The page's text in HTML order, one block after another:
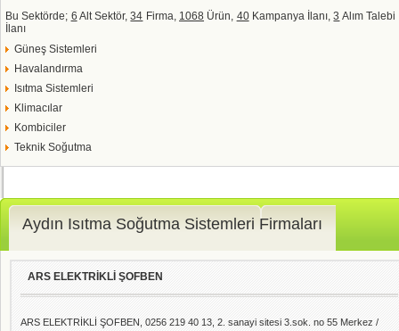
Bu Sektörde; 6 Alt Sektör,34 Firma, 1068 Ürün, 40Kampanya İlanı,3 Alım Talebi
İlanı
Güneş Sistemleri
Havalandırma
Isıtma Sistemleri
Klimacılar
Kombiciler
Teknik Soğutma
Aydın Isıtma Soğutma Sistemleri Firmaları
ARS ELEKTRİKLİ ŞOFBEN
ARS ELEKTRİKLİ ŞOFBEN, 0256 219 40 13, 2. sanayi sitesi 3.sok. no 55 Merkez /